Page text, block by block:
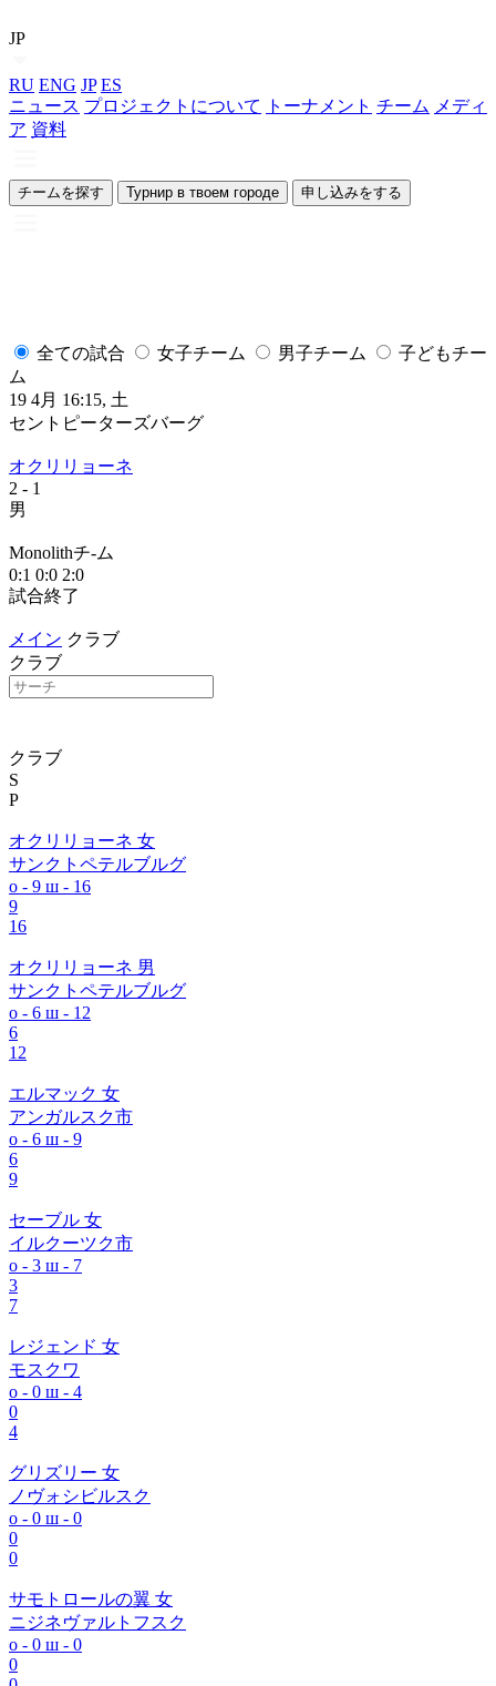
JP
RU ENG JP ES
ニュース プロジェクトについて トーナメント チーム メディ
ア 資料
チームを探す Турнир в твоем городе 申し込みをする
全ての試合 女子チーム 男子チーム
子どもチー
ム
19 4月 16:15, 土
セントピーターズバーグ
オクリリョーネ
2 - 1
男
Monolithチ-ム
0:1 0:0 2:0
試合終了
メイン クラブ
クラブ
クラブ
S
P
オクリリョーネ 女
サンクトペテルブルグ
о - 9 ш - 16
9
16
オクリリョーネ 男
サンクトペテルブルグ
о - 6 ш - 12
6
12
エルマック 女
アンガルスク市
о - 6 ш - 9
6
9
セーブル 女
イルクーツク市
о - 3 ш - 7
3
7
レジェンド 女
モスクワ
о - 0 ш - 4
0
4
グリズリー 女
ノヴォシビルスク
о - 0 ш - 0
0
0
サモトロールの翼 女
ニジネヴァルトフスク
о - 0 ш - 0
0